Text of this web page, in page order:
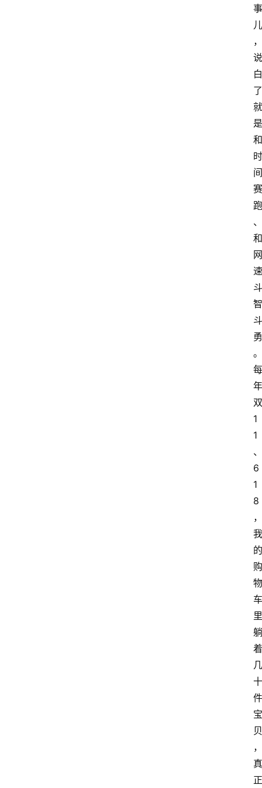
事
儿
，
说
白
了
就
是
和
时
间
赛
跑
、
和
网
速
斗
智
斗
勇
。
每
年
双
1
1
、
6
1
8
，
我
的
购
物
车
里
躺
着
几
十
件
宝
贝
，
真
正